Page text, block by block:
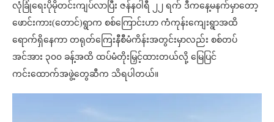
လုံခြုံရေးပိုမိုတင်းကျပ်လာပြီး ဇန်နဝါရီ ၂၂ ရက် ဒီကနေ့မနက်မှာတော့
ဖောင်းကား(တောင်)ရွာက စစ်ကြောင်းဟာ ကံကုန်းကျေးရွာအထိ
ရောက်ရှိနေကာ တရုတ်ကြေးနီစီမံကိန်းအတွင်းမှာလည်း စစ်တပ်
အင်အား ၃၀၀ ခန့်အထိ ထပ်မံတိုးမြှင့်ထားတယ်လို့ မြေပြင်
ကင်းထောက်အဖွဲ့တွေဆီက သိရပါတယ်။